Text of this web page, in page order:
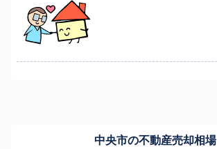
中央市の不動産売却相場